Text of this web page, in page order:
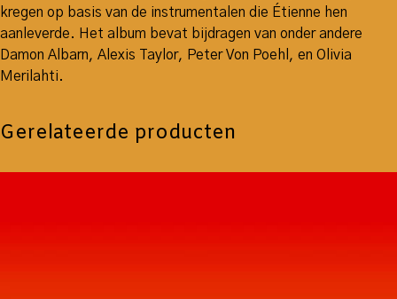
kregen op basis van de instrumentalen die Étienne hen
aanleverde. Het album bevat bijdragen van onder andere
Damon Albarn, Alexis Taylor, Peter Von Poehl, en Olivia
Merilahti.
Gerelateerde producten